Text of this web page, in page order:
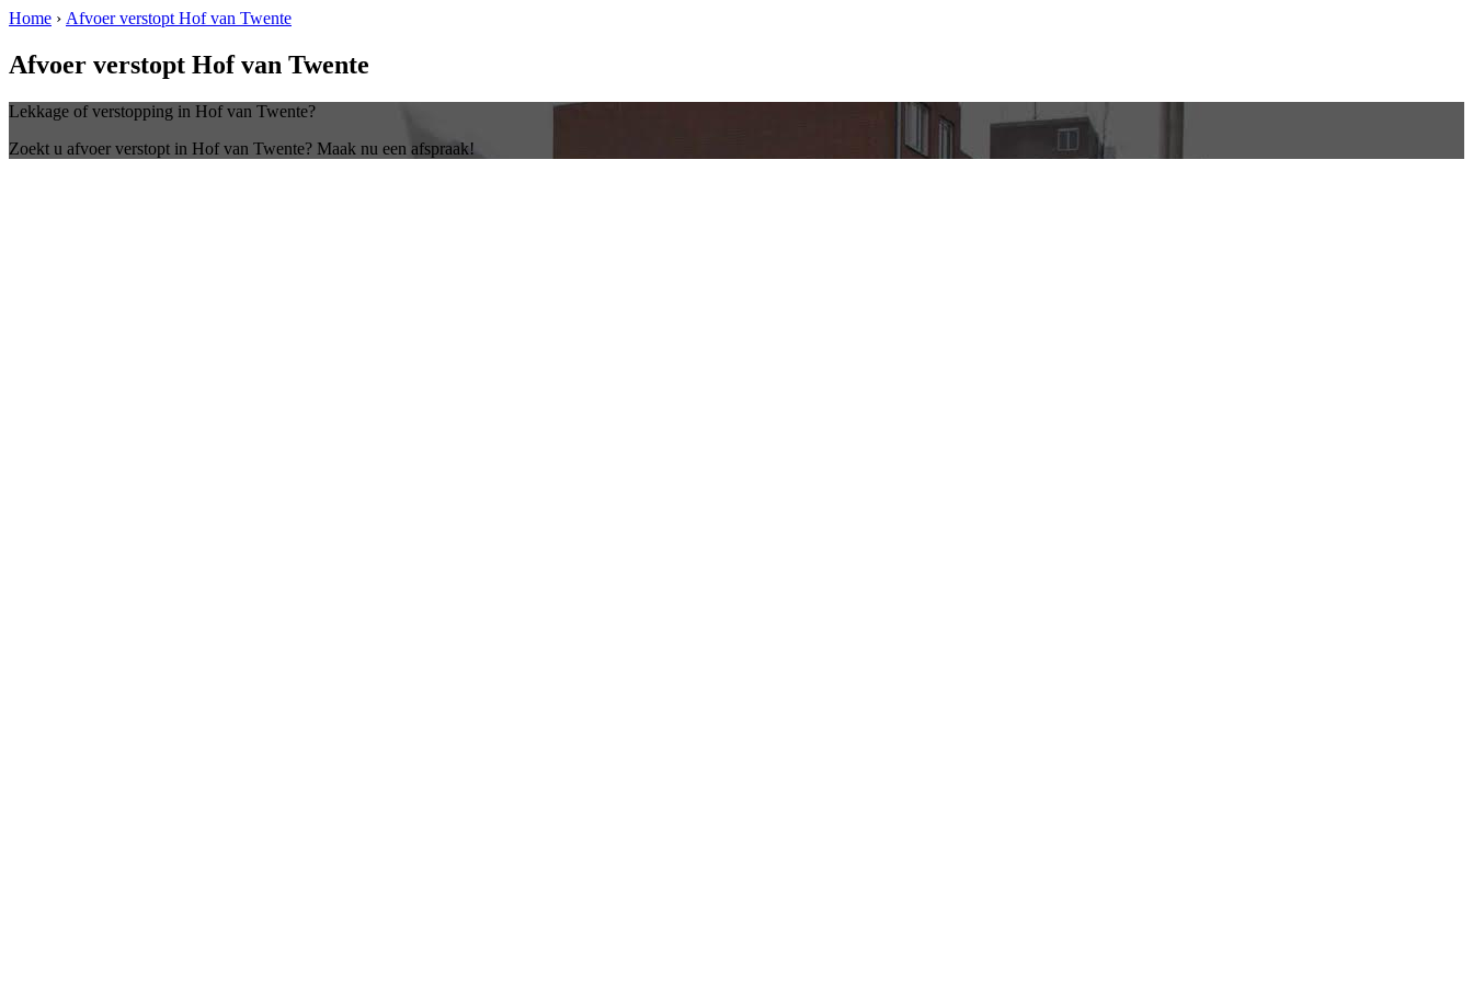
Home › Afvoer verstopt Hof van Twente
Afvoer verstopt Hof van Twente
Lekkage of verstopping in Hof van Twente?
Zoekt u afvoer verstopt in Hof van Twente? Maak nu een afspraak!